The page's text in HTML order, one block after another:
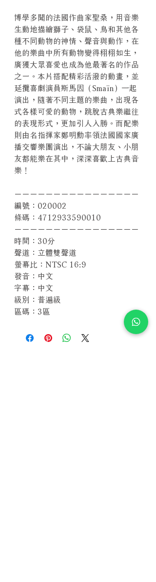
博學多聞的法國作曲家聖桑，用音樂
生動地描繪獅子、袋鼠、鳥和其他各
種不同動物的神情、聲音與動作，在
他的樂曲中所有動物變得栩栩如生，
廣獲大眾喜愛也成為他最著名的作品
之ㄧ。本片搭配精彩活潑的動畫，並
延攬喜劇演員斯馬因（Smaïn）一起
演出，隨著不同主題的樂曲，出現各
式各樣可愛的動物，跳脫古典樂繼往
的表現形式，更加引人入勝。而配樂
則由名指揮家鄭明勳率領法國國家廣
播交響樂團演出，不論大朋友、小朋
友都能樂在其中，深深喜歡上古典音
樂！
－－－－－－－－－－－－－－－－
編號：020002
條碼：4712933590010
－－－－－－－－－－－－－－－－
時間：30分
聲道：立體雙聲道
螢幕比：NTSC 16:9
發音：中文
字幕：中文
級別：普遍級
區碼：3區